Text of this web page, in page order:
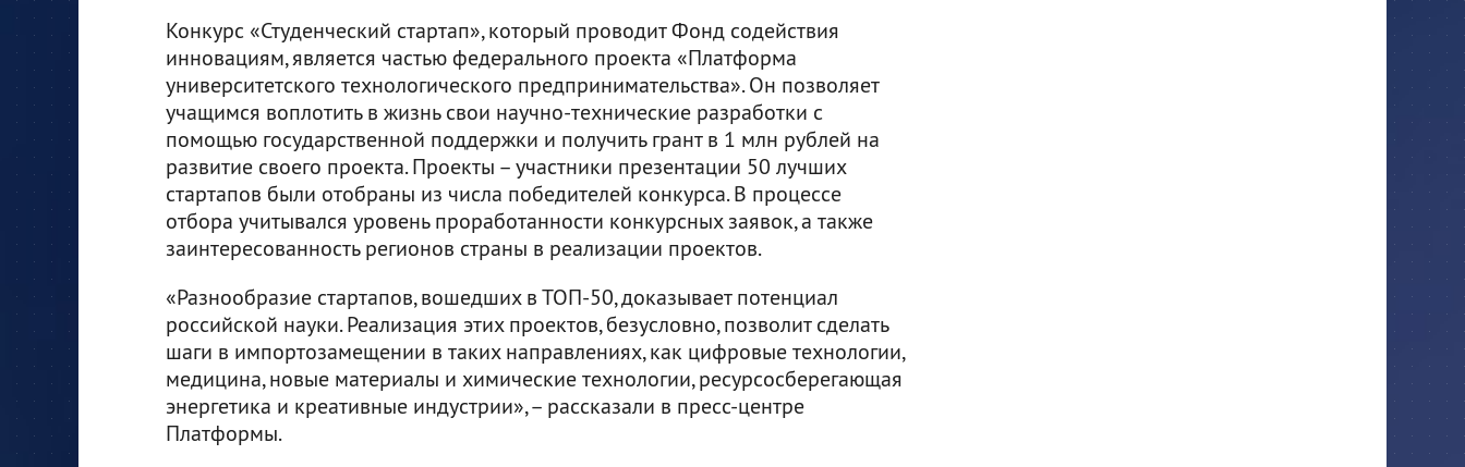
Конкурс «Студенческий стартап», который проводит Фонд содействия
инновациям, является частью федерального проекта «Платформа
университетского технологического предпринимательства». Он позволяет
учащимся воплотить в жизнь свои научно-технические разработки с
помощью государственной поддержки и получить грант в 1 млн рублей на
развитие своего проекта. Проекты – участники презентации 50 лучших
стартапов были отобраны из числа победителей конкурса. В процессе
отбора учитывался уровень проработанности конкурсных заявок, а также
заинтересованность регионов страны в реализации проектов.
«Разнообразие стартапов, вошедших в ТОП-50, доказывает потенциал
российской науки. Реализация этих проектов, безусловно, позволит сделать
шаги в импортозамещении в таких направлениях, как цифровые технологии,
медицина, новые материалы и химические технологии, ресурсосберегающая
энергетика и креативные индустрии», – рассказали в пресс-центре
Платформы.